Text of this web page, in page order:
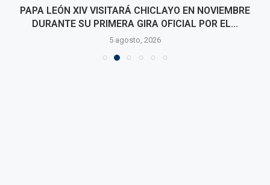
PAPA LEÓN XIV VISITARÁ CHICLAYO EN NOVIEMBRE
DURANTE SU PRIMERA GIRA OFICIAL POR EL...
5 agosto, 2026